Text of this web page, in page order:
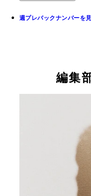
週プレバックナンバーを
編集